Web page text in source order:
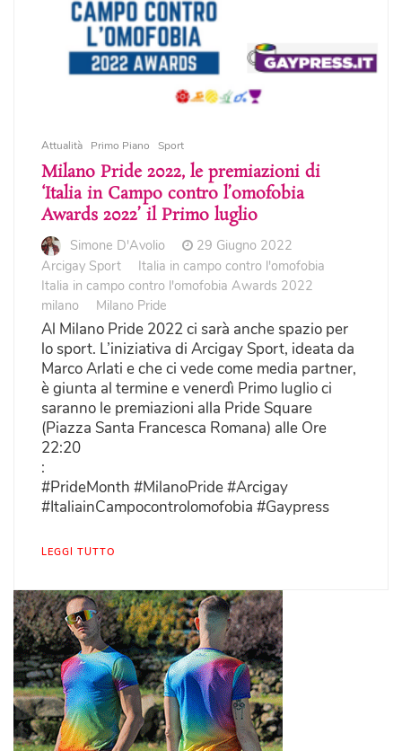
Attualità Primo Piano Sport
Milano Pride 2022, le premiazioni di
‘Italia in Campo contro l’omofobia
Awards 2022’ il Primo luglio
Simone D'Avolio
29 Giugno 2022
Arcigay Sport
Italia in campo contro l'omofobia
Italia in campo contro l'omofobia Awards 2022
milano
Milano Pride
Al Milano Pride 2022 ci sarà anche spazio per
lo sport. L’iniziativa di Arcigay Sport, ideata da
Marco Arlati e che ci vede come media partner,
è giunta al termine e venerdì Primo luglio ci
saranno le premiazioni alla Pride Square
(Piazza Santa Francesca Romana) alle Ore
22:20
:
#PrideMonth #MilanoPride #Arcigay
#ItaliainCampocontrolomofobia #Gaypress
LEGGI TUTTO